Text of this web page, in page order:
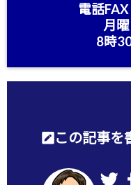
電話
月
8時
この記事を